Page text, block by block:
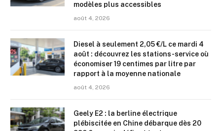
modèles plus accessibles
août 4, 2026
Diesel à seulement 2,05 €/L ce mardi 4
août : découvrez les stations-service où
économiser 19 centimes par litre par
rapport à la moyenne nationale
août 4, 2026
Geely E2 : la berline électrique
plébiscitée en Chine débarque dès 20